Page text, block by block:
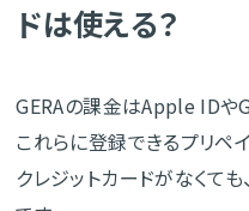
ドは使える？
GERAの課金はApple IDや
これらに登録できるプリペ
クレジットカードがなくて